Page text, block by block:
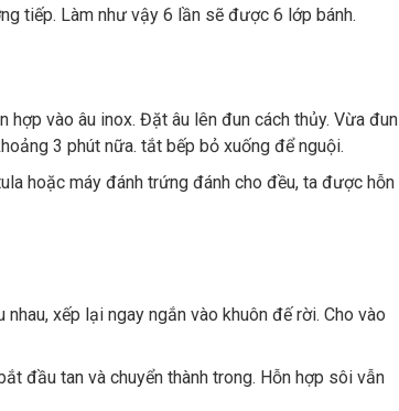
tiếp. Làm như vậy 6 lần sẽ được 6 lớp bánh.
vào âu inox. Đặt âu lên đun cách thủy. Vừa đun
3 phút nữa. tắt bếp bỏ xuống để nguội.
hoặc máy đánh trứng đánh cho đều, ta được hỗn
xếp lại ngay ngắn vào khuôn đế rời. Cho vào
đầu tan và chuyển thành trong. Hỗn hợp sôi vẫn